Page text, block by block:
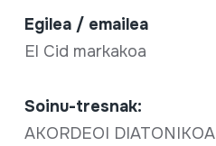
Egilea / emailea
El Cid markakoa
Soinu-tresnak:
AKORDEOI DIATONIKOA